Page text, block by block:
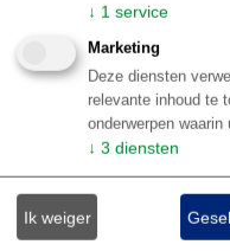
Voorbeeld rondreizen
↓ 1 service
Marketing
Deze diensten
relevante inhoud te
onderwerpen
↓ 3 diensten
Ik weiger